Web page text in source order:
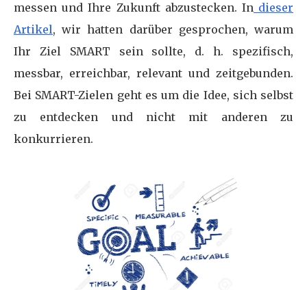
messen und Ihre Zukunft abzustecken. Indieser
Artikel, wir hatten darüber gesprochen, warum
Ihr Ziel SMART sein sollte, d. h. spezifisch,
messbar, erreichbar, relevant und zeitgebunden.
Bei SMART-Zielen geht es um die Idee, sich selbst
zu entdecken und nicht mit anderen zu
konkurrieren.